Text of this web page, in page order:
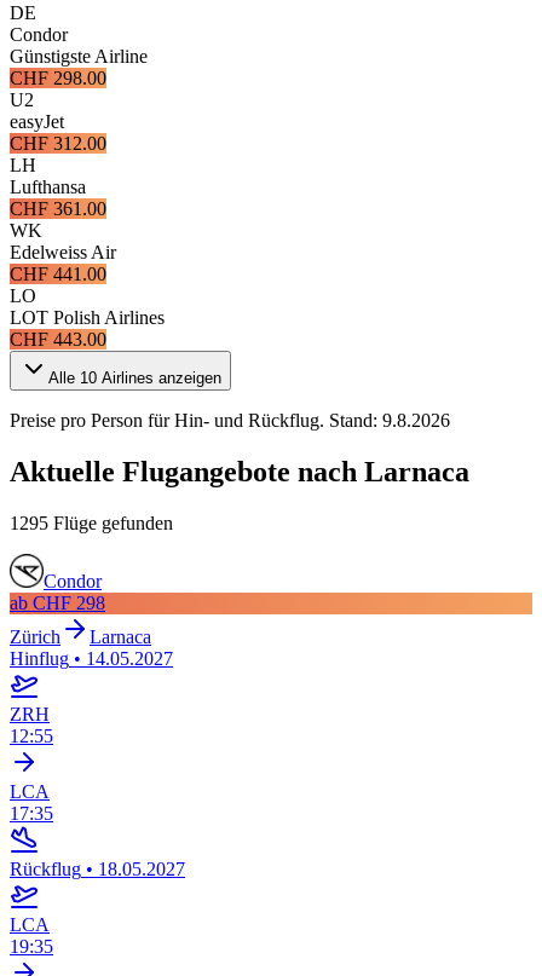
DE
Condor
Günstigste Airline
CHF 298.00
U2
easyJet
CHF 312.00
LH
Lufthansa
CHF 361.00
WK
Edelweiss Air
CHF 441.00
LO
LOT Polish Airlines
CHF 443.00
Alle 10 Airlines anzeigen
Preise pro Person für Hin- und Rückflug. Stand: 9.8.2026
Aktuelle Flugangebote nach Larnaca
1295 Flüge gefunden
Condor
ab CHF 298
Zürich
Larnaca
Hinflug • 14.05.2027
ZRH
12:55
LCA
17:35
Rückflug • 18.05.2027
LCA
19:35